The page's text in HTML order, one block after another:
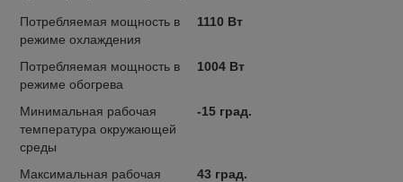
Потребляемая мощность в
режиме охлаждения
1110 Вт
Потребляемая мощность в
режиме обогрева
1004 Вт
Минимальная рабочая
температура окружающей
среды
-15 град.
Максимальная рабочая
43 град.